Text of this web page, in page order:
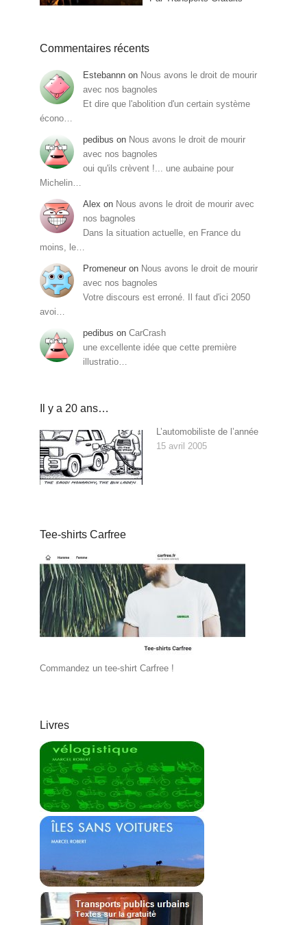
Commentaires récents
Estebannn on Nous avons le droit de mourir
avec nos bagnoles
Et dire que l'abolition d'un certain système
écono…
pedibus on Nous avons le droit de mourir
avec nos bagnoles
oui qu'ils crèvent !... une aubaine pour
Michelin…
Alex on Nous avons le droit de mourir avec
nos bagnoles
Dans la situation actuelle, en France du
moins, le…
Promeneur on Nous avons le droit de mourir
avec nos bagnoles
Votre discours est erroné. Il faut d'ici 2050
avoi…
pedibus on CarCrash
une excellente idée que cette première
illustratio…
Il y a 20 ans…
L’automobiliste de l’année
15 avril 2005
Tee-shirts Carfree
Commandez un tee-shirt Carfree !
Livres